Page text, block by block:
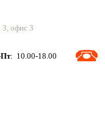
офис 3
: 10.00-18.00